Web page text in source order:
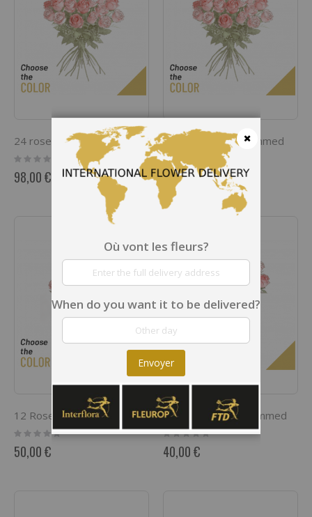
24 roses long stemmed
Rating:
0%
98,00 €
24 roses short stemmed
Rating:
0%
80,00 €
12 Roses Long Stem
Rating:
0%
50,00 €
12 Roses Short Stemmed
Rating:
0%
40,00 €
Où vont les fleurs?
When do you want it to be delivered?
Envoyer